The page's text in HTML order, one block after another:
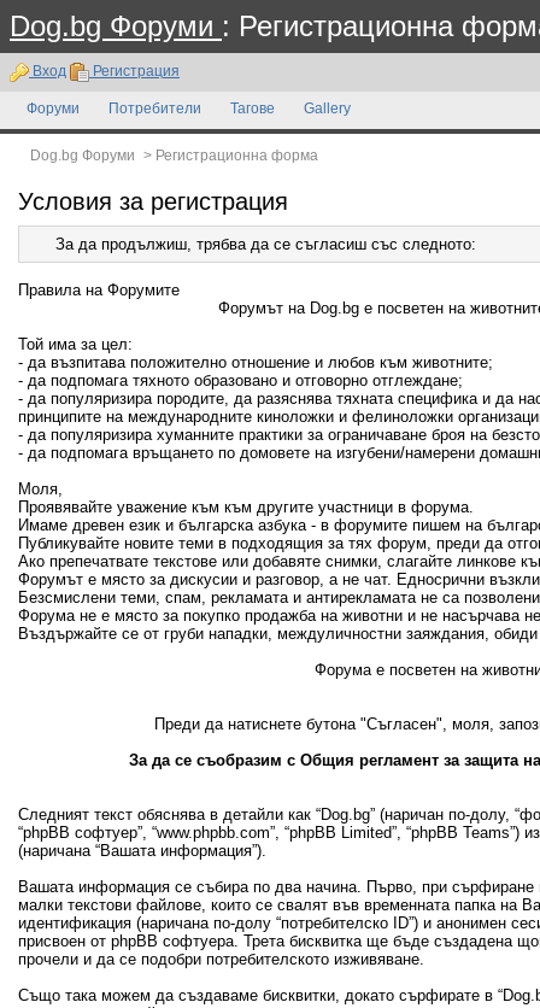
Dog.bg Форуми : Регистрационна
Вход Регистрация
Форуми Потребители Тагове Gallery
Dog.bg Форуми > Регистрационна форма
Условия за регистрация
За да продължиш, трябва да се съгласиш със следното:
Правила на Форумите
Форумът на Dog.bg е посветен на
Той има за цел:
- да възпитава положително отношение и любов към животните;
- да подпомага тяхното образовано и отговорно отглеждане;
- да популяризира породите, да разяснява тяхната специфика и да
принципите на международните киноложки и фелиноложки
- да популяризира хуманните практики за ограничаване броя на
- да подпомага връщането по домовете на изгубени/намерени
Моля,
Проявявайте уважение към към другите участници в форума.
Имаме древен език и българска азбука - в форумите пишем на
Публикувайте новите теми в подходящия за тях форум, преди да
Ако препечатвате текстове или добавяте снимки, слагайте линкове
Форумът е място за дискусии и разговор, а не чат. Едносрични
Безсмислени теми, спам, рекламата и антирекламата не са
Форума не е място за покупко продажба на животни и не насърчава
Въздържайте се от груби нападки, междуличностни заяждания,
Форума е посветен на
Преди да натиснете бутона "Съгласен", моля,
За да се съобразим с Общия регламент за защита
Следният текст обяснява в детайли как “Dog.bg” (наричан по-долу,
“phpBB софтуер”, “www.phpbb.com”, “phpBB Limited”, “phpBB
(наричана “Вашата информация”).
Вашата информация се събира по два начина. Първо, при сърфиране
малки текстови файлове, които се свалят във временната папка на
идентификация (наричана по-долу “потребителско ID”) и анонимен
присвоен от phpBB софтуера. Трета бисквитка ще бъде създадена
прочели и да се подобри потребителското изживяване.
Също така можем да създаваме бисквитки, докато сърфирате в